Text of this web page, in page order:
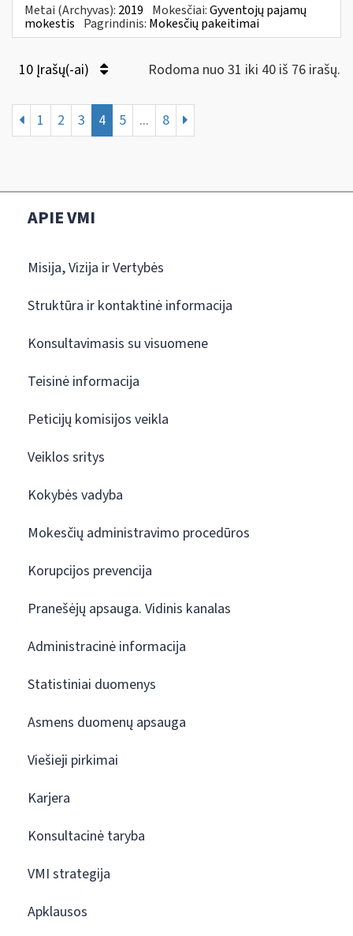
Metai (Archyvas): 2019 Mokesčiai:Gyventojų pajamų
mokestis Pagrindinis: Mokesčių pakeitimai
10 Įrašų(-ai) Rodoma nuo 31 iki 40 iš 76 irašų.
1 2 3 4 5 ... 8
APIE VMI
Misija, Vizija ir Vertybės
Struktūra ir kontaktinė informacija
Konsultavimasis su visuomene
Teisinė informacija
Peticijų komisijos veikla
Veiklos sritys
Kokybės vadyba
Mokesčių administravimo procedūros
Korupcijos prevencija
Pranešėjų apsauga. Vidinis kanalas
Administracinė informacija
Statistiniai duomenys
Asmens duomenų apsauga
Viešieji pirkimai
Karjera
Konsultacinė taryba
VMI strategija
Apklausos